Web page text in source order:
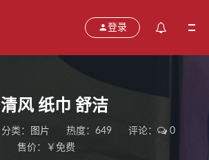
登录
清风 纸巾 舒洁
分类： 图片 热度：649 评论：
0
售价：￥免费